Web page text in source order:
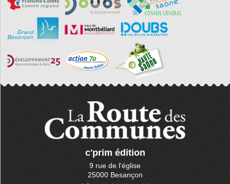
c'prim édition
9 rue de l'église
25000 Besançon